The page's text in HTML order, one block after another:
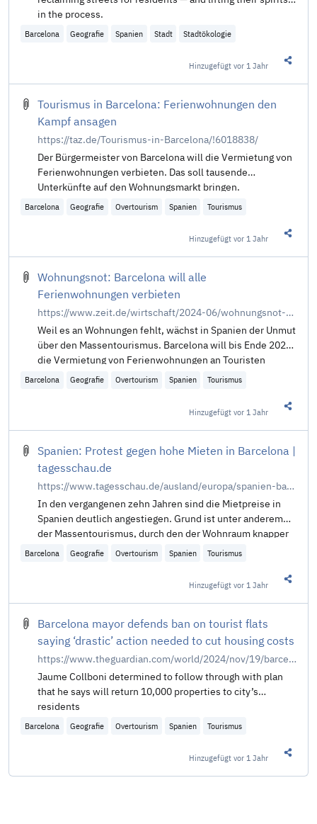
in the process.
Barcelona Geografie Spanien Stadt Stadtökologie
Hinzugefügtvor 1 Jahr
Tourismus in Barcelona: Ferienwohnungen den
Kampf ansagen
https://taz.de/Tourismus-in-Barcelona/!6018838/
Der Bürgermeister von Barcelona will die Vermietung von
Ferienwohnungen verbieten. Das soll tausende
Unterkünfte auf den Wohnungsmarkt bringen.
Barcelona Geografie Overtourism Spanien Tourismus
Hinzugefügtvor 1 Jahr
Wohnungsnot: Barcelona will alle
Ferienwohnungen verbieten
https://www.zeit.de/wirtschaft/2024-06/wohnungsnot-spanien-barcelona-verbot-ferienwohnungen
Weil es an Wohnungen fehlt, wächst in Spanien der Unmut
über den Massentourismus. Barcelona will bis Ende 2028
die Vermietung von Ferienwohnungen an Touristen
verbieten.
Barcelona Geografie Overtourism Spanien Tourismus
Hinzugefügtvor 1 Jahr
Spanien: Protest gegen hohe Mieten in Barcelona |
tagesschau.de
https://www.tagesschau.de/ausland/europa/spanien-barcelona-demonstration-mietpreise-100.html
In den vergangenen zehn Jahren sind die Mietpreise in
Spanien deutlich angestiegen. Grund ist unter anderem
der Massentourismus, durch den der Wohnraum knapper
wird. In Barcelona gingen Tausende dagegen auf die
Barcelona Geografie Overtourism Spanien Tourismus
Hinzugefügtvor 1 Jahr
Barcelona mayor defends ban on tourist flats
saying ‘drastic’ action needed to cut housing costs
https://www.theguardian.com/world/2024/nov/19/barcelona-mayor-defends-ban-tourist-flats-drastic-action-needed-cut-housing-costs
Jaume Collboni determined to follow through with plan
that he says will return 10,000 properties to city’s
residents
Barcelona Geografie Overtourism Spanien Tourismus
Hinzugefügtvor 1 Jahr